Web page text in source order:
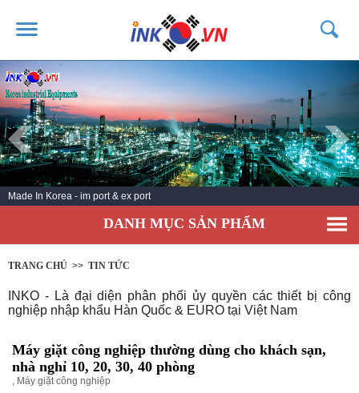
TRANG CHỦ
GIỚI THIỆU
SẢN PHẨM
DỊCH VỤ
TIN TỨC
KHÁCH HÀNG
Made In Korea - im port & ex port
DANH MỤC SẢN PHẨM
TRANG CHỦ >> TIN TỨC
INKO - Là đại diện phân phối ủy quyền các thiết bị công
nghiệp nhập khẩu Hàn Quốc & EURO tại Việt Nam
Máy giặt công nghiệp thường dùng cho khách sạn,
nhà nghỉ 10, 20, 30, 40 phòng
Máy giặt công nghiệp